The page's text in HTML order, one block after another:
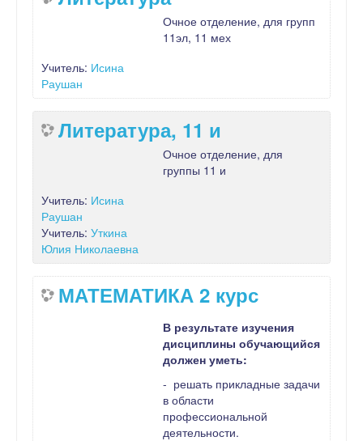
Очное отделение, для групп
11эл, 11 мех
Учитель: Исина
Раушан
Литература, 11 и
Очное отделение, для
группы 11 и
Учитель: Исина
Раушан
Учитель: Уткина
Юлия Николаевна
МАТЕМАТИКА 2 курс
В результате изучения
дисциплины обучающийся
должен уметь:
- решать прикладные задачи
в области
профессиональной
деятельности.